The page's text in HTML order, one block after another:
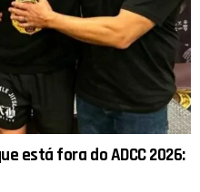
está fora do ADCC 2026: